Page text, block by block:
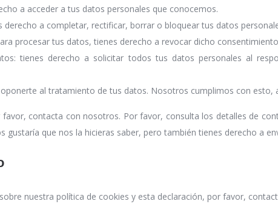
a acceder a tus datos personales que conocemos.
derecho a completar, rectificar, borrar o bloquear tus datos
procesar tus datos, tienes derecho a revocar dicho
tienes derecho a solicitar todos tus datos personales al
al tratamiento de tus datos. Nosotros cumplimos con
contacta con nosotros. Por favor, consulta los detalles de
que nos la hicieras saber, pero también tienes derecho a
nuestra política de cookies y esta declaración, por favor,